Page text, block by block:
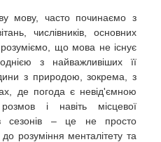
мову, часто починаємо з
числівників, основних
що мова не існує
з найважливіших її
з природою, зокрема, з
де погода є невід'ємною
і навіть місцевої
сезонів – це не просто
розуміння менталітету та